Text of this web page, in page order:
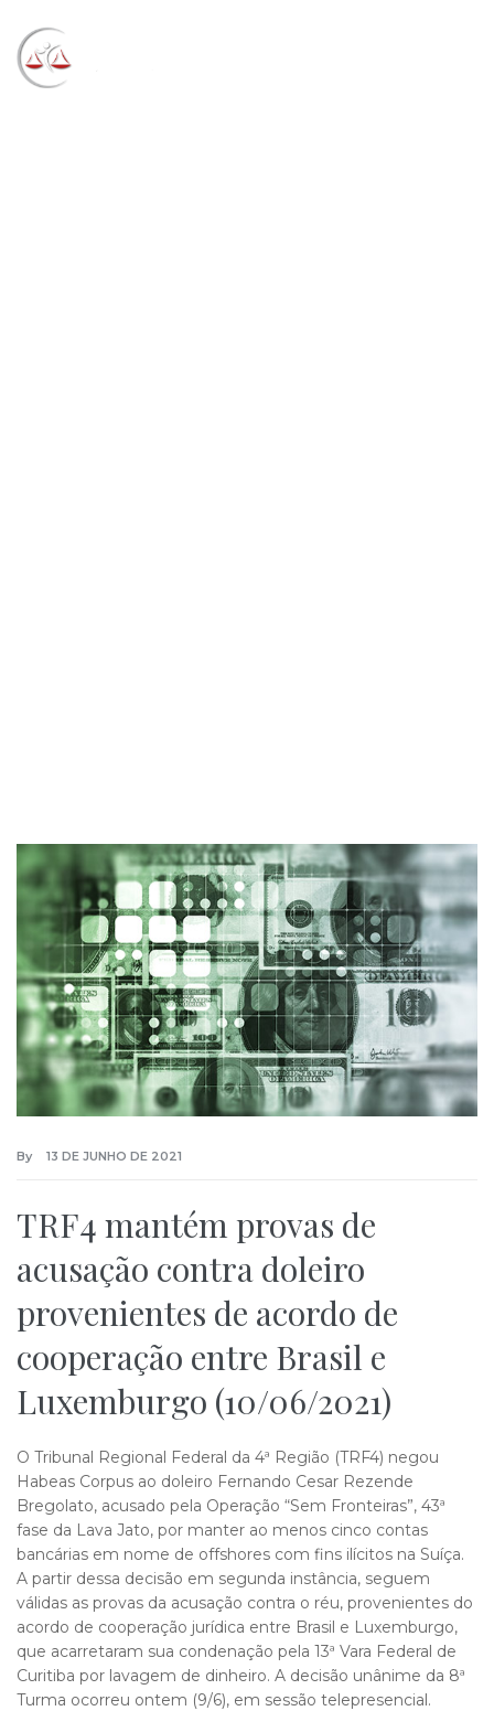
By 13 DE JUNHO DE 2021
TRF4 mantém provas de
acusação contra doleiro
provenientes de acordo de
cooperação entre Brasil e
Luxemburgo (10/06/2021)
O Tribunal Regional Federal da 4ª Região (TRF4) negou
Habeas Corpus ao doleiro Fernando Cesar Rezende
Bregolato, acusado pela Operação “Sem Fronteiras”, 43ª
fase da Lava Jato, por manter ao menos cinco contas
bancárias em nome de offshores com fins ilícitos na Suíça.
A partir dessa decisão em segunda instância, seguem
válidas as provas da acusação contra o réu, provenientes do
acordo de cooperação jurídica entre Brasil e Luxemburgo,
que acarretaram sua condenação pela 13ª Vara Federal de
Curitiba por lavagem de dinheiro. A decisão unânime da 8ª
Turma ocorreu ontem (9/6), em sessão telepresencial.